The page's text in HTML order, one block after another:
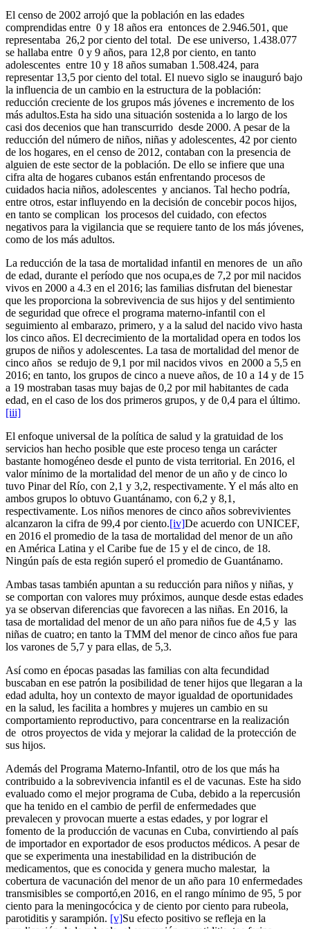
El censo de 2002 arrojó que la población en las edades
comprendidas entre 0 y 18 años era entonces de 2.946.501, que
representaba 26,2 por ciento del total. De ese universo, 1.438.077
se hallaba entre 0 y 9 años, para 12,8 por ciento, en tanto
adolescentes entre 10 y 18 años sumaban 1.508.424, para
representar 13,5 por ciento del total. El nuevo siglo se inauguró bajo
la influencia de un cambio en la estructura de la población:
reducción creciente de los grupos más jóvenes e incremento de los
más adultos.Esta ha sido una situación sostenida a lo largo de los
casi dos decenios que han transcurrido desde 2000. A pesar de la
reducción del número de niños, niñas y adolescentes, 42 por ciento
de los hogares, en el censo de 2012, contaban con la presencia de
alguien de este sector de la población. De ello se infiere que una
cifra alta de hogares cubanos están enfrentando procesos de
cuidados hacia niños, adolescentes y ancianos. Tal hecho podría,
entre otros, estar influyendo en la decisión de concebir pocos hijos,
en tanto se complican los procesos del cuidado, con efectos
negativos para la vigilancia que se requiere tanto de los más jóvenes,
como de los más adultos.
La reducción de la tasa de mortalidad infantil en menores de un año
de edad, durante el período que nos ocupa,es de 7,2 por mil nacidos
vivos en 2000 a 4.3 en el 2016; las familias disfrutan del bienestar
que les proporciona la sobrevivencia de sus hijos y del sentimiento
de seguridad que ofrece el programa materno-infantil con el
seguimiento al embarazo, primero, y a la salud del nacido vivo hasta
los cinco años. El decrecimiento de la mortalidad opera en todos los
grupos de niños y adolescentes. La tasa de mortalidad del menor de
cinco años se redujo de 9,1 por mil nacidos vivos en 2000 a 5,5 en
2016; en tanto, los grupos de cinco a nueve años, de 10 a 14 y de 15
a 19 mostraban tasas muy bajas de 0,2 por mil habitantes de cada
edad, en el caso de los dos primeros grupos, y de 0,4 para el último.
[iii]
El enfoque universal de la política de salud y la gratuidad de los
servicios han hecho posible que este proceso tenga un carácter
bastante homogéneo desde el punto de vista territorial. En 2016, el
valor mínimo de la mortalidad del menor de un año y de cinco lo
tuvo Pinar del Río, con 2,1 y 3,2, respectivamente. Y el más alto en
ambos grupos lo obtuvo Guantánamo, con 6,2 y 8,1,
respectivamente. Los niños menores de cinco años sobrevivientes
alcanzaron la cifra de 99,4 por ciento.[iv]De acuerdo con UNICEF,
en 2016 el promedio de la tasa de mortalidad del menor de un año
en América Latina y el Caribe fue de 15 y el de cinco, de 18.
Ningún país de esta región superó el promedio de Guantánamo.
Ambas tasas también apuntan a su reducción para niños y niñas, y
se comportan con valores muy próximos, aunque desde estas edades
ya se observan diferencias que favorecen a las niñas. En 2016, la
tasa de mortalidad del menor de un año para niños fue de 4,5 y las
niñas de cuatro; en tanto la TMM del menor de cinco años fue para
los varones de 5,7 y para ellas, de 5,3.
Así como en épocas pasadas las familias con alta fecundidad
buscaban en ese patrón la posibilidad de tener hijos que llegaran a la
edad adulta, hoy un contexto de mayor igualdad de oportunidades
en la salud, les facilita a hombres y mujeres un cambio en su
comportamiento reproductivo, para concentrarse en la realización
de otros proyectos de vida y mejorar la calidad de la protección de
sus hijos.
Además del Programa Materno-Infantil, otro de los que más ha
contribuido a la sobrevivencia infantil es el de vacunas. Este ha sido
evaluado como el mejor programa de Cuba, debido a la repercusión
que ha tenido en el cambio de perfil de enfermedades que
prevalecen y provocan muerte a estas edades, y por lograr el
fomento de la producción de vacunas en Cuba, convirtiendo al país
de importador en exportador de esos productos médicos. A pesar de
que se experimenta una inestabilidad en la distribución de
medicamentos, que es conocida y genera mucho malestar, la
cobertura de vacunación del menor de un año para 10 enfermedades
transmisibles se comportó,en 2016, en el rango mínimo de 95, 5 por
ciento para la meningocócica y de ciento por ciento para rubeola,
parotiditis y sarampión. [v]Su efecto positivo se refleja en la